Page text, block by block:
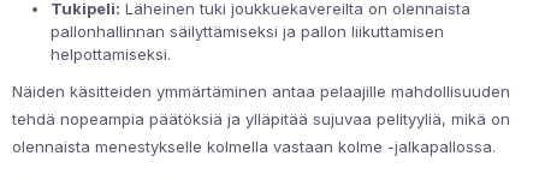
Tukipeli: Läheinen tuki joukkuekavereilta on olennaista
pallonhallinnan säilyttämiseksi ja pallon liikuttamisen
helpottamiseksi.
Näiden käsitteiden ymmärtäminen antaa pelaajille mahdollisuuden
tehdä nopeampia päätöksiä ja ylläpitää sujuvaa pelityyliä, mikä on
olennaista menestykselle kolmella vastaan kolme -jalkapallossa.